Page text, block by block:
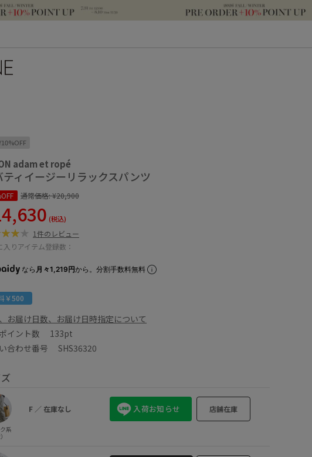
adam et ropé
ティイージーリラックスパンツ
通常価格:¥20,900
(税込)
1件のレビュー
入りアイテム登録数：
なら 月々1,219円から。分割手数料無料
￥500
お届け日数、お届け日時指定について
イント数 133pt
合わせ番号 SHS36320
系
F ／ 在庫なし 入荷お知らせ 店舗在庫